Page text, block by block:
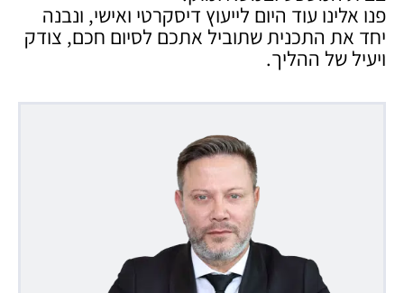
פנו אלינו עוד היום לייעוץ דיסקרטי ואישי, ונבנה
יחד את התכנית שתוביל אתכם לסיום חכם, צודק
ויעיל של ההליך.